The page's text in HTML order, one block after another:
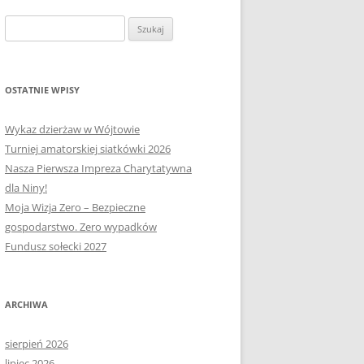
E-MAPA BARCZEWA
SOŁECTWO NIKIELKOWO
OSTATNIE WPISY
Wykaz dzierżaw w Wójtowie
Turniej amatorskiej siatkówki 2026
Nasza Pierwsza Impreza Charytatywna
dla Niny!
Moja Wizja Zero – Bezpieczne
gospodarstwo. Zero wypadków
Fundusz sołecki 2027
ARCHIWA
sierpień 2026